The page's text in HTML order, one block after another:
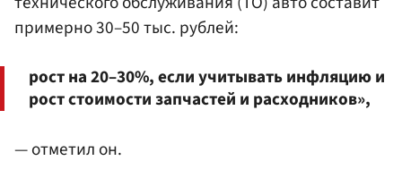
примерно 30–50 тыс. рублей:
рост на 20–30%, если учитывать инфляцию и
рост стоимости запчастей и расходников»,
— отметил он.